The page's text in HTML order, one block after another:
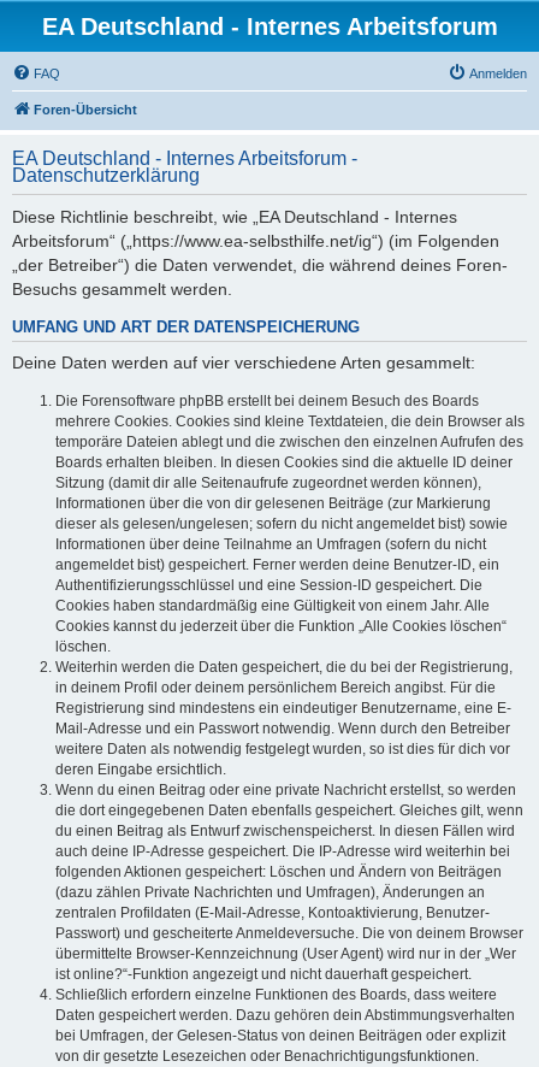
EA Deutschland - Internes Arbeitsforum
FAQ Anmelden
Foren-Übersicht
EA Deutschland - Internes Arbeitsforum -
Datenschutzerklärung
Diese Richtlinie beschreibt, wie „EA Deutschland - Internes
Arbeitsforum“ („https://www.ea-selbsthilfe.net/ig“) (im Folgenden
„der Betreiber“) die Daten verwendet, die während deines Foren-
Besuchs gesammelt werden.
UMFANG UND ART DER DATENSPEICHERUNG
Deine Daten werden auf vier verschiedene Arten gesammelt:
Die Forensoftware phpBB erstellt bei deinem Besuch des Boards
mehrere Cookies. Cookies sind kleine Textdateien, die dein Browser als
temporäre Dateien ablegt und die zwischen den einzelnen Aufrufen des
Boards erhalten bleiben. In diesen Cookies sind die aktuelle ID deiner
Sitzung (damit dir alle Seitenaufrufe zugeordnet werden können),
Informationen über die von dir gelesenen Beiträge (zur Markierung
dieser als gelesen/ungelesen; sofern du nicht angemeldet bist) sowie
Informationen über deine Teilnahme an Umfragen (sofern du nicht
angemeldet bist) gespeichert. Ferner werden deine Benutzer-ID, ein
Authentifizierungsschlüssel und eine Session-ID gespeichert. Die
Cookies haben standardmäßig eine Gültigkeit von einem Jahr. Alle
Cookies kannst du jederzeit über die Funktion „Alle Cookies löschen“
löschen.
Weiterhin werden die Daten gespeichert, die du bei der Registrierung,
in deinem Profil oder deinem persönlichem Bereich angibst. Für die
Registrierung sind mindestens ein eindeutiger Benutzername, eine E-
Mail-Adresse und ein Passwort notwendig. Wenn durch den Betreiber
weitere Daten als notwendig festgelegt wurden, so ist dies für dich vor
deren Eingabe ersichtlich.
Wenn du einen Beitrag oder eine private Nachricht erstellst, so werden
die dort eingegebenen Daten ebenfalls gespeichert. Gleiches gilt, wenn
du einen Beitrag als Entwurf zwischenspeicherst. In diesen Fällen wird
auch deine IP-Adresse gespeichert. Die IP-Adresse wird weiterhin bei
folgenden Aktionen gespeichert: Löschen und Ändern von Beiträgen
(dazu zählen Private Nachrichten und Umfragen), Änderungen an
zentralen Profildaten (E-Mail-Adresse, Kontoaktivierung, Benutzer-
Passwort) und gescheiterte Anmeldeversuche. Die von deinem Browser
übermittelte Browser-Kennzeichnung (User Agent) wird nur in der „Wer
ist online?“-Funktion angezeigt und nicht dauerhaft gespeichert.
Schließlich erfordern einzelne Funktionen des Boards, dass weitere
Daten gespeichert werden. Dazu gehören dein Abstimmungsverhalten
bei Umfragen, der Gelesen-Status von deinen Beiträgen oder explizit
von dir gesetzte Lesezeichen oder Benachrichtigungsfunktionen.